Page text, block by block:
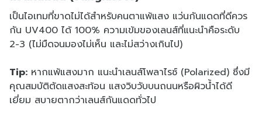
เป็นไอเทมที่ขาดไม่ได้สำหรับคนตาแพ้แสง แว่นกันแดดที่ดีควร
กัน UV400 ได้ 100% ความเข้มของเลนส์ที่แนะนำคือระดับ
2-3 (ไม่มืดจนมองไม่เห็น และไม่สว่างเกินไป)
Tip: หากแพ้แสงมาก แนะนำเลนส์โพลาไรซ์ (Polarized) ซึ่งมี
คุณสมบัติตัดแสงสะท้อน แสงวิบวับบนถนนหรือผิวน้ำได้ดี
เยี่ยม สบายตากว่าเลนส์กันแดดทั่วไป